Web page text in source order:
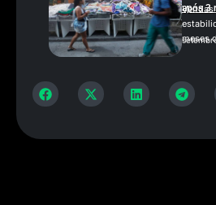
após 3
meses